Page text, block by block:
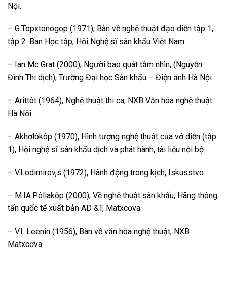
Nội.
– G.Topxtonogop (1971), Bàn về nghệ thuật đạo diễn tập 1,
tập 2. Ban Học tập, Hội Nghệ sĩ sân khấu Việt Nam.
– Ian Mc Grat (2000), Người bao quát tầm nhìn, (Nguyễn
Đình Thi dịch), Trường Đại học Sân khấu – Điện ảnh Hà Nội.
– Arittôt (1964), Nghệ thuật thi ca, NXB Văn hóa nghệ thuật
Hà Nội
– Akhơlôkôp (1970), Hình tượng nghệ thuật của vở diễn (tập
1), Hội nghệ sĩ sân khấu dịch và phát hành, tài liệu nội bộ
– V.Lodimirov,s (1972), Hành động trong kịch, Iskusstvo
– M.IA.Pôliakôp (2000), Về nghệ thuật sân khấu, Hãng thông
tấn quốc tế xuất bản AD &T, Matxcơva
– V.I. Leenin (1956), Bàn về văn hóa nghệ thuật, NXB
Matxcơva.